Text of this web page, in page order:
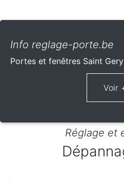
Info reglage-porte.be
Portes et fenêtres Saint
Réglage et